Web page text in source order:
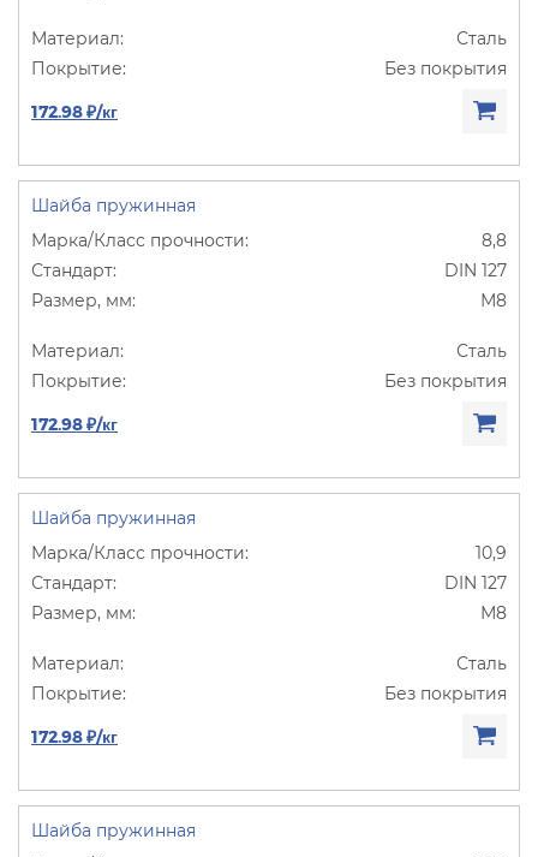
Сталь
Без покрытия
172.98 ₽/кг
Шайба пружинная
8,8
DIN 127
М8
Сталь
Без покрытия
172.98 ₽/кг
Шайба пружинная
10,9
DIN 127
М8
Сталь
Без покрытия
172.98 ₽/кг
Шайба пружинная